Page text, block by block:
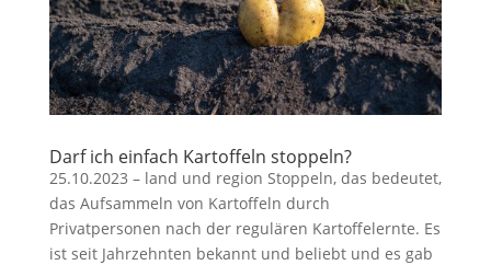
Darf ich einfach Kartoffeln stoppeln?
25.10.2023 – land und region Stoppeln, das bedeutet,
das Aufsammeln von Kartoffeln durch
Privatpersonen nach der regulären Kartoffelernte. Es
ist seit Jahrzehnten bekannt und beliebt und es gab